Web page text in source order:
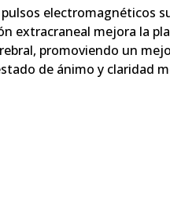
electromagnéticos
extracraneal mejora la
promoviendo un
de ánimo y claridad